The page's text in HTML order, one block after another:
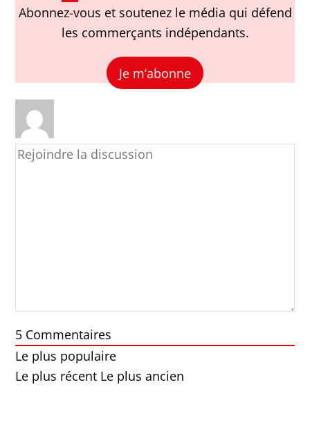
Abonnez-vous et soutenez le média qui défend
les commerçants indépendants.
Je m’abonne
5 Commentaires
Le plus populaire
Le plus récent Le plus ancien